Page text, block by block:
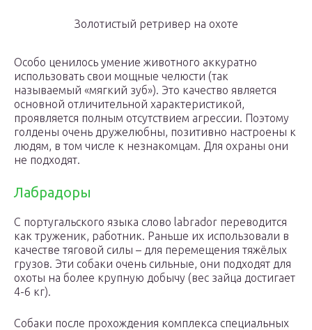
Золотистый ретривер на охоте
Особо ценилось умение животного аккуратно
использовать свои мощные челюсти (так
называемый «мягкий зуб»). Это качество является
основной отличительной характеристикой,
проявляется полным отсутствием агрессии. Поэтому
голдены очень дружелюбны, позитивно настроены к
людям, в том числе к незнакомцам. Для охраны они
не подходят.
Лабрадоры
С португальского языка слово labrador переводится
как труженик, работник. Раньше их использовали в
качестве тяговой силы – для перемещения тяжёлых
грузов. Эти собаки очень сильные, они подходят для
охоты на более крупную добычу (вес зайца достигает
4-6 кг).
Собаки после прохождения комплекса специальных